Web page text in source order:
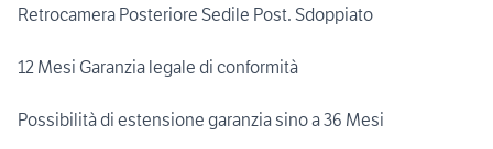
Retrocamera Posteriore Sedile Post. Sdoppiato
12 Mesi Garanzia legale di conformità
Possibilità di estensione garanzia sino a 36 Mesi